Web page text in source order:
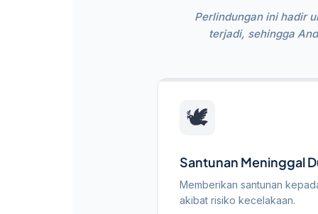
Perlindungan ini hadir
terjadi, sehingga
Pilihan
Kecelakaan
🕊️
Santunan Meninggal
Memberikan santunan
akibat risiko kecelakaan.